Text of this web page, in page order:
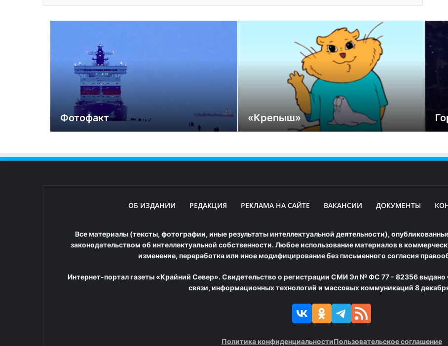
Фотофакт «Крепыш»
ОБ ИЗДАНИИ РЕДАКЦИЯ РЕКЛАМА НА САЙТЕ ВАКАНСИИ ДОКУМЕНТЫ
Все материалы (тексты, фотографии, иные результаты интеллектуальной деятельности),
законодательством об интеллектуальной собственности. Любое использование материалов в
изменение, переработка или иное модифицирование без письменного согласия
Интернет-портал газеты «Крайний Север». Свидетельство о регистрации СМИ Эл № ФС 77 - 82356
связи, информационных технологий и массовых коммуникаций 8
Политика конфиденциальностиПользовательское соглашение